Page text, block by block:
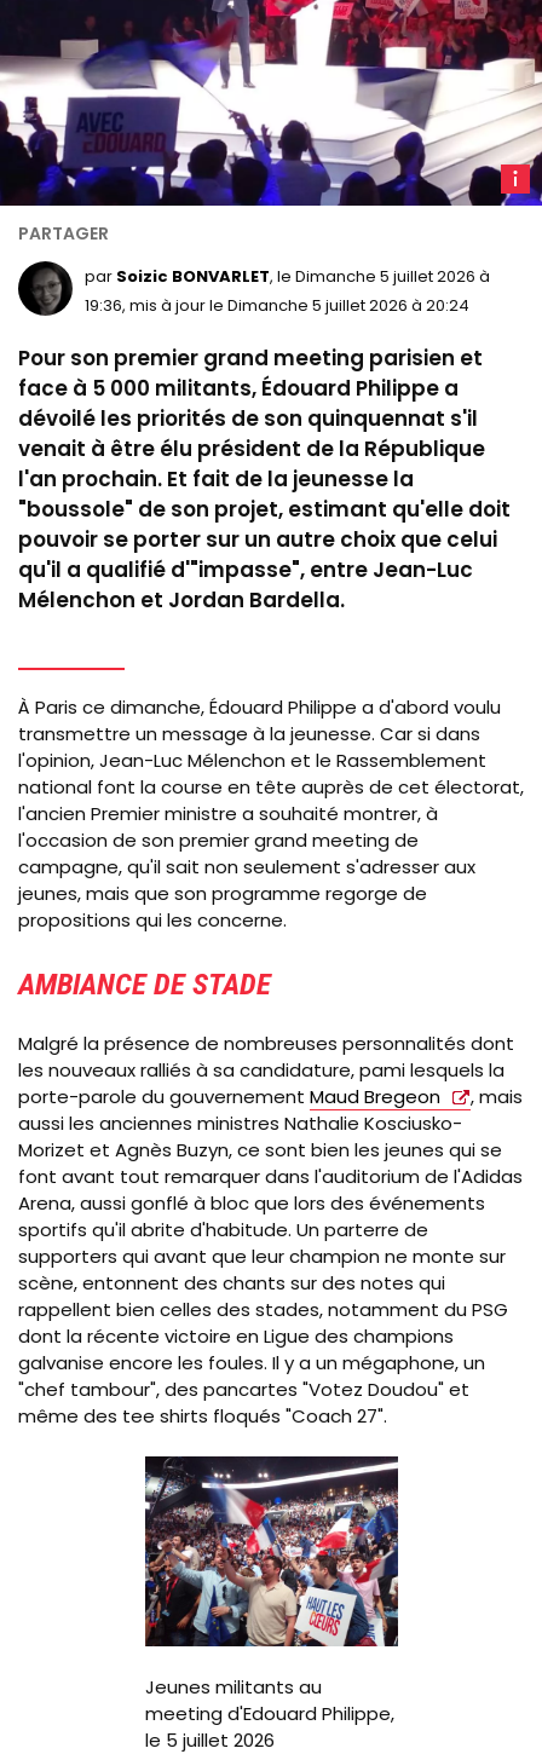
LCP
par Soizic BONVARLET, le Dimanche 5 juillet 2026 à
19:36, mis à jour le Dimanche 5 juillet 2026 à 20:24
Pour son premier grand meeting parisien et
face à 5 000 militants, Édouard Philippe a
dévoilé les priorités de son quinquennat s'il
venait à être élu président de la République
l'an prochain. Et fait de la jeunesse la
"boussole" de son projet, estimant qu'elle doit
pouvoir se porter sur un autre choix que celui
qu'il a qualifié d'"impasse", entre Jean-Luc
Mélenchon et Jordan Bardella.
À Paris ce dimanche, Édouard Philippe a d'abord voulu
transmettre un message à la jeunesse. Car si dans
l'opinion, Jean-Luc Mélenchon et le Rassemblement
national font la course en tête auprès de cet électorat,
l'ancien Premier ministre a souhaité montrer, à
l'occasion de son premier grand meeting de
campagne, qu'il sait non seulement s'adresser aux
jeunes, mais que son programme regorge de
propositions qui les concerne.
AMBIANCE DE STADE
Malgré la présence de nombreuses personnalités dont
les nouveaux ralliés à sa candidature, pami lesquels la
porte-parole du gouvernement Maud Bregeon
, mais
aussi les anciennes ministres Nathalie Kosciusko-
Morizet et Agnès Buzyn, ce sont bien les jeunes qui se
font avant tout remarquer dans l'auditorium de l'Adidas
Arena, aussi gonflé à bloc que lors des événements
sportifs qu'il abrite d'habitude. Un parterre de
supporters qui avant que leur champion ne monte sur
scène, entonnent des chants sur des notes qui
rappellent bien celles des stades, notamment du PSG
dont la récente victoire en Ligue des champions
galvanise encore les foules. Il y a un mégaphone, un
"chef tambour", des pancartes "Votez Doudou" et
même des tee shirts floqués "Coach 27".
Image
Jeunes militants au
meeting d'Edouard Philippe,
le 5 juillet 2026